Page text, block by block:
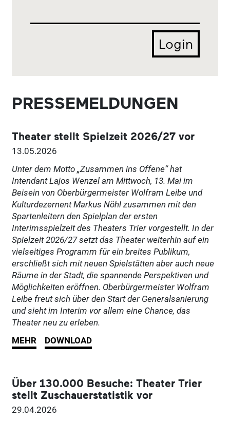
Login
PRESSEMELDUNGEN
Theater stellt Spielzeit 2026/27 vor
13.05.2026
Unter dem Motto „Zusammen ins Offene“ hat
Intendant Lajos Wenzel am Mittwoch, 13. Mai im
Beisein von Oberbürgermeister Wolfram Leibe und
Kulturdezernent Markus Nöhl zusammen mit den
Spartenleitern den Spielplan der ersten
Interimsspielzeit des Theaters Trier vorgestellt. In der
Spielzeit 2026/27 setzt das Theater weiterhin auf ein
vielseitiges Programm für ein breites Publikum,
erschließt sich mit neuen Spielstätten aber auch neue
Räume in der Stadt, die spannende Perspektiven und
Möglichkeiten eröffnen. Oberbürgermeister Wolfram
Leibe freut sich über den Start der Generalsanierung
und sieht im Interim vor allem eine Chance, das
Theater neu zu erleben.
MEHR
DOWNLOAD
Über 130.000 Besuche: Theater Trier
stellt Zuschauerstatistik vor
29.04.2026